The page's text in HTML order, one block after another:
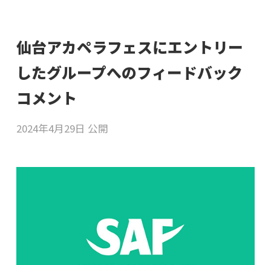
仙台アカペラフェスにエントリー
したグループへのフィードバック
コメント
2024年4月29日 公開